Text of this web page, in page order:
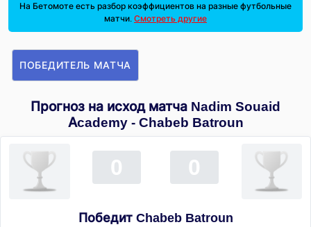
На Бетомоте есть разбор коэффициентов на разные футбольные
матчи. Смотреть другие
ПОБЕДИТЕЛЬ МАТЧА
Прогноз на исход матча Nadim Souaid
Academy - Chabeb Batroun
0
Победит Chabeb Batroun
0